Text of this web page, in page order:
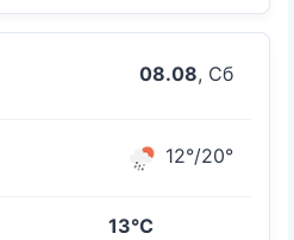
08.08, Сб
12°/20°
13°C